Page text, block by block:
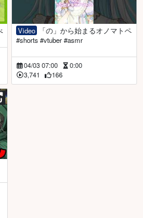
Video
#shorts #vtuber #asmr
04/03 07:00
0:00
3,741
166